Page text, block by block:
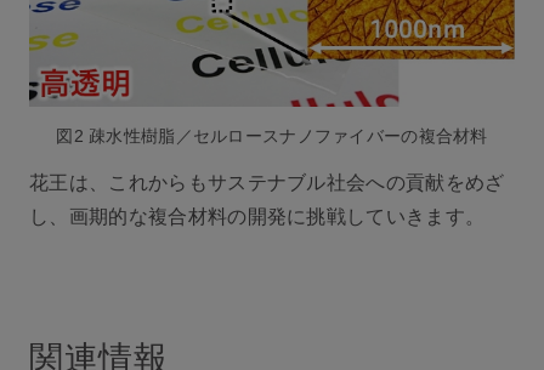
図2 疎水性樹脂／セルロースナノファイバーの複合材料
花王は、これからもサステナブル社会への貢献をめざ
し、画期的な複合材料の開発に挑戦していきます。
関連情報